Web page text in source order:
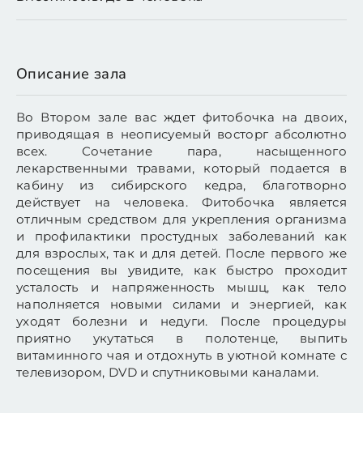
Описание зала
Во Втором зале вас ждет фитобочка на двоих,
приводящая в неописуемый восторг абсолютно
всех. Сочетание пара, насыщенного
лекарственными травами, который подается в
кабину из сибирского кедра, благотворно
действует на человека. Фитобочка является
отличным средством для укрепления организма
и профилактики простудных заболеваний как
для взрослых, так и для детей. После первого же
посещения вы увидите, как быстро проходит
усталость и напряженность мышц, как тело
наполняется новыми силами и энергией, как
уходят болезни и недуги. После процедуры
приятно укутаться в полотенце, выпить
витаминного чая и отдохнуть в уютной комнате с
телевизором, DVD и спутниковыми каналами.